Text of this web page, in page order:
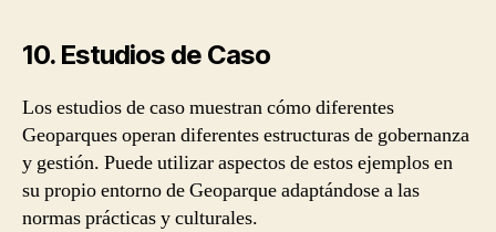
10. Estudios de Caso
Los estudios de caso muestran cómo diferentes
Geoparques operan diferentes estructuras de gobernanza
y gestión. Puede utilizar aspectos de estos ejemplos en
su propio entorno de Geoparque adaptándose a las
normas prácticas y culturales.